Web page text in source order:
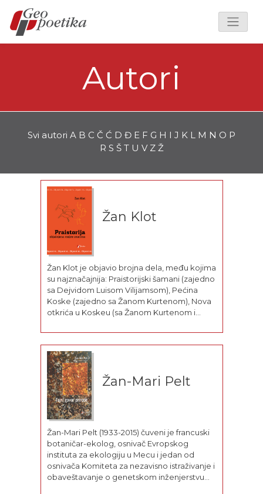
Autori
Svi autori A B C Č Ć D Đ E F G H I J K L M N O P
R S Š T U V Z Ž
Žan Klot
Žan Klot je objavio brojna dela, među kojima
su najznačajnija: Praistorijski šamani (zajedno
sa Dejvidom Luisom Vilijamsom), Pećina
Koske (zajedno sa Žanom Kurtenom), Nova
otkrića u Koskeu (sa Žanom Kurtenom i
ljudske priče. Vodio je naučnu ekipu u
istraživanju pećine Šove (Pećina Šove,
umetnost najranijeg...
Žan-Mari Pelt
Žan-Mari Pelt (1933-2015) čuveni je francuski
botaničar-ekolog, osnivač Evropskog
instituta za ekologiju u Mecu i jedan od
osnivača Komiteta za nezavisno istraživanje i
obaveštavanje o genetskom inženjerstvu